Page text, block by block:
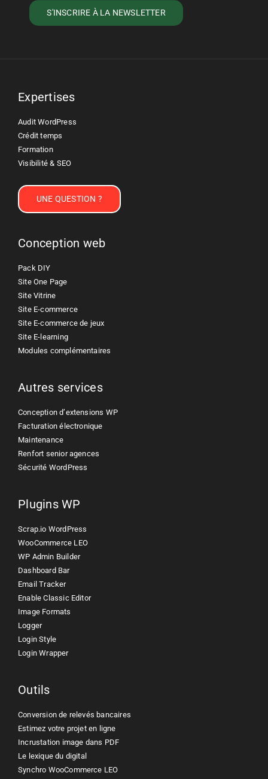
Expertises
Audit WordPress
Crédit temps
Formation
Visibilité & SEO
UNE QUESTION ?
Conception web
Pack DIY
Site One Page
Site Vitrine
Site E-commerce
Site E-commerce de jeux
Site E-learning
Modules complémentaires
Autres services
Conception d’extensions WP
Facturation électronique
Maintenance
Renfort senior agences
Sécurité WordPress
Plugins WP
Scrap.io WordPress
WooCommerce LEO
WP Admin Builder
Dashboard Bar
Email Tracker
Enable Classic Editor
Image Formats
Logger
Login Style
Login Wrapper
Outils
Conversion de relevés bancaires
Estimez votre projet en ligne
Incrustation image dans PDF
Le lexique du digital
Synchro WooCommerce LEO